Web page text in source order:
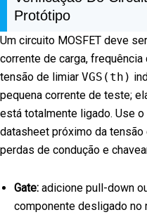
Protótipo
Um circuito MOSFET deve
corrente de carga,
tensão de limiar VGS(th)
pequena corrente de teste;
está totalmente ligado. Use o
datasheet próximo da
perdas de condução e
Gate: adicione pull-down
componente desligado